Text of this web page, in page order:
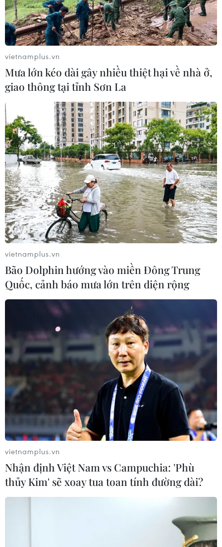
Petrolimex: Quỹ bình ổn giá xăng dầu
đang âm khoảng 316 tỷ đồng
01/06/2019 08:05
Mặc dù mức trích lập đã giảm xuống nhưng tính đến
trước 15 giờ ngày 1/6, quỹ bình ổn giá xăng dầu tại Tập
đoàn Xăng dầu Việt Nam-Petrolimex vẫn âm khoảng
316 tỷ đồng.
vietnamplus.vn
Mưa lớn kéo dài gây nhiều thiệt hại về nhà ở,
giao thông tại tỉnh Sơn La
vietnamplus.vn
Bão Dolphin hướng vào miền Đông Trung
Quốc, cảnh báo mưa lớn trên diện rộng
vietnamplus.vn
Nhận định Việt Nam vs Campuchia: 'Phù
thủy Kim' sẽ xoay tua toan tính đường dài?